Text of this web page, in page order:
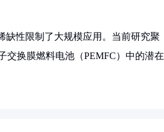
缺性限制了大规模应用。当前研究聚
交换膜燃料电池（PEMFC）中的潜在